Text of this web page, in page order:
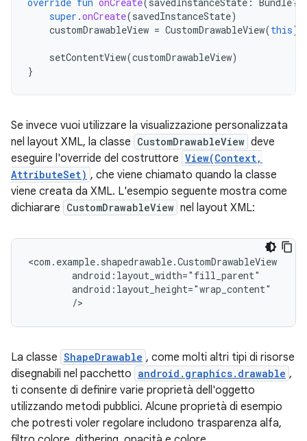
super .onCreate(savedInstanceState)
customDrawableView = CustomDrawableView(this)
setContentView(customDrawableView)
}
Se invece vuoi utilizzare la visualizzazione personalizzata
nel layout XML, la classe CustomDrawableView deve
eseguire l'override del costruttore View(Context,
AttributeSet) , che viene chiamato quando la classe
viene creata da XML. L'esempio seguente mostra come
dichiarare CustomDrawableView nel layout XML:
/>
La classe ShapeDrawable , come molti altri tipi di risorse
disegnabili nel pacchetto android.graphics.drawable ,
ti consente di definire varie proprietà dell'oggetto
utilizzando metodi pubblici. Alcune proprietà di esempio
che potresti voler regolare includono trasparenza alfa,